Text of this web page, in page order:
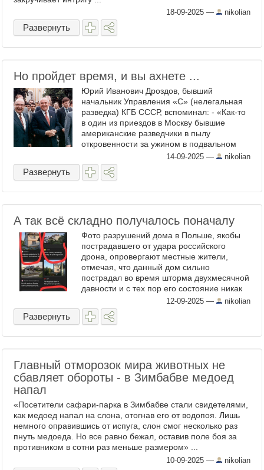
18-09-2025 — nikolian
Развернуть
Но пройдет время, и вы ахнете ...
Юрий Иванович Дроздов, бывший
начальник Управления «С» (нелегальная
разведка) КГБ СССР, вспоминал: - «Как-то
в один из приездов в Москву бывшие
американские разведчики в пылу
откровенности за ужином в подвальном
ресторанчике на Остоженке бросили
неосторожную фразу: «Вы хорошие парни,
...
14-09-2025 — nikolian
Развернуть
А так всё складно получалось поначалу
Фото разрушений дома в Польше, якобы
пострадавшего от удара российского
дрона, опровергают местные жители,
отмечая, что данный дом сильно
пострадал во время шторма двухмесячной
давности и с тех пор его состояние никак
12-09-2025 — nikolian
Развернуть
Главный отморозок мира животных не
сбавляет обороты - в Зимбабве медоед
напал
«Посетители сафари-парка в Зимбабве стали свидетелями,
как медоед напал на слона, отогнав его от водопоя. Лишь
немного оправившись от испуга, слон смог несколько раз
пнуть медоеда. Но все равно бежал, оставив поле боя за
противником в сотни раз меньше размером» ...
10-09-2025 — nikolian